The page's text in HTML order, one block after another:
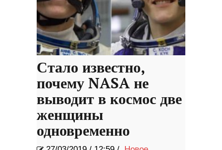
Стало известно,
почему NASA не
выводит в космос две
женщины
одновременно